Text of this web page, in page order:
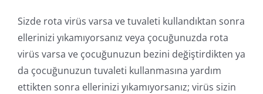
Sizde rota virüs varsa ve tuvaleti kullandıktan sonra
ellerinizi yıkamıyorsanız veya çocuğunuzda rota
virüs varsa ve çocuğunuzun bezini değiştirdikten ya
da çocuğunuzun tuvaleti kullanmasına yardım
ettikten sonra ellerinizi yıkamıyorsanız; virüs sizin